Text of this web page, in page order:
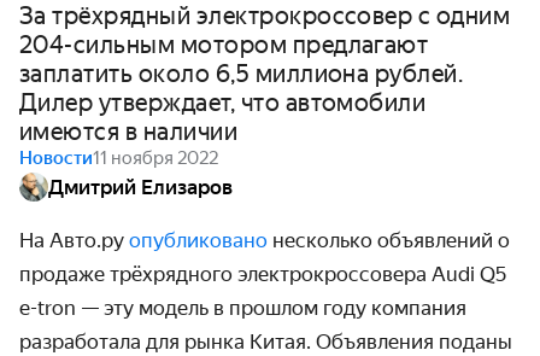
За трёхрядный электрокроссовер с одним
204-сильным мотором предлагают
заплатить около 6,5 миллиона рублей.
Дилер утверждает, что автомобили
имеются в наличии
Новости11 ноября 2022
Дмитрий Елизаров
На Авто.ру опубликовано несколько объявлений о
продаже трёхрядного электрокроссовера Audi Q5
e-tron — эту модель в прошлом году компания
разработала для рынка Китая. Объявления поданы